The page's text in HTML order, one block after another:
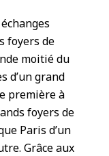
foyers de
moitié du
d’un grand
première à
foyers de
Paris d’un
Grâce aux